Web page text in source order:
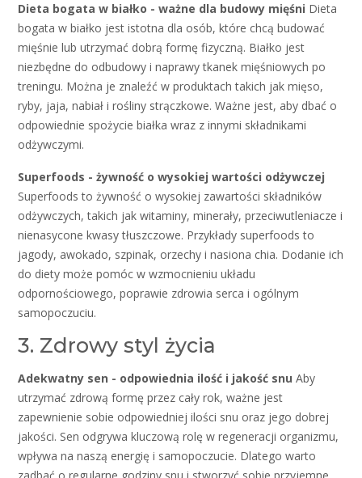
Dieta bogata w białko - ważne dla budowy mięśni Dieta
bogata w białko jest istotna dla osób, które chcą budować
mięśnie lub utrzymać dobrą formę fizyczną. Białko jest
niezbędne do odbudowy i naprawy tkanek mięśniowych po
treningu. Można je znaleźć w produktach takich jak mięso,
ryby, jaja, nabiał i rośliny strączkowe. Ważne jest, aby dbać o
odpowiednie spożycie białka wraz z innymi składnikami
odżywczymi.
Superfoods - żywność o wysokiej wartości odżywczej
Superfoods to żywność o wysokiej zawartości składników
odżywczych, takich jak witaminy, minerały, przeciwutleniacze i
nienasycone kwasy tłuszczowe. Przykłady superfoods to
jagody, awokado, szpinak, orzechy i nasiona chia. Dodanie ich
do diety może pomóc w wzmocnieniu układu
odpornościowego, poprawie zdrowia serca i ogólnym
samopoczuciu.
3. Zdrowy styl życia
Adekwatny sen - odpowiednia ilość i jakość snu Aby
utrzymać zdrową formę przez cały rok, ważne jest
zapewnienie sobie odpowiedniej ilości snu oraz jego dobrej
jakości. Sen odgrywa kluczową rolę w regeneracji organizmu,
wpływa na naszą energię i samopoczucie. Dlatego warto